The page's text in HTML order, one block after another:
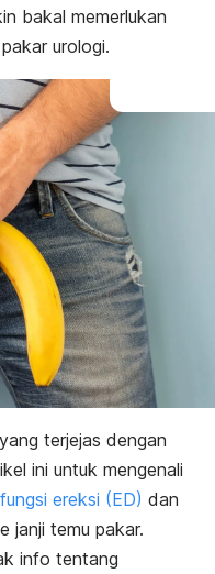
bakal memerlukan
urologi.
terjejas dengan
ini untuk mengenali
ereksi (ED) dan
janji temu pakar.
info tentang